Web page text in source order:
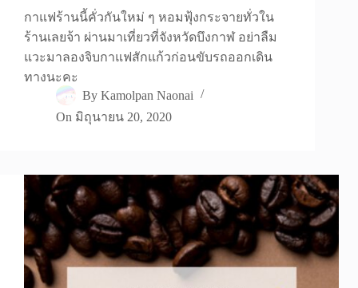
กาแฟร้านนี้คั่วกันใหม่ ๆ หอมฟุ้งกระจายทั่วใน
ร้านเลยจ้า ผ่านมาเที่ยวที่จังหวัดบึงกาฬ อย่าลืม
แวะมาลองจิบกาแฟสักแก้วก่อนขับรถออกเดิน
ทางนะคะ
By Kamolpan Naonai
On มิถุนายน 20, 2020